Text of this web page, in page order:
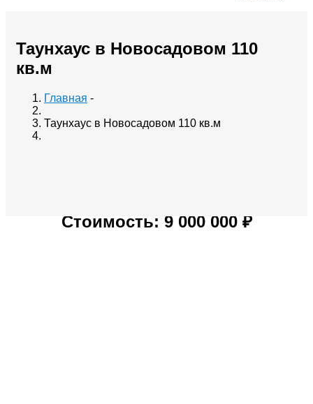
Таунхаус в Новосадовом 110
кв.м
Главная -
Таунхаус в Новосадовом 110 кв.м
Стоимость: 9 000 000 ₽